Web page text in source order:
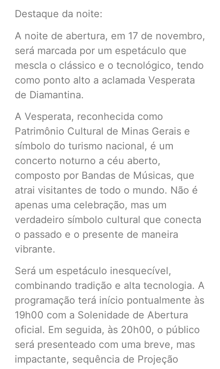
Destaque da noite:
A noite de abertura, em 17 de novembro,
será marcada por um espetáculo que
mescla o clássico e o tecnológico, tendo
como ponto alto a aclamada Vesperata
de Diamantina.
A Vesperata, reconhecida como
Patrimônio Cultural de Minas Gerais e
símbolo do turismo nacional, é um
concerto noturno a céu aberto,
composto por Bandas de Músicas, que
atrai visitantes de todo o mundo. Não é
apenas uma celebração, mas um
verdadeiro símbolo cultural que conecta
o passado e o presente de maneira
vibrante.
Será um espetáculo inesquecível,
combinando tradição e alta tecnologia. A
programação terá início pontualmente às
19h00 com a Solenidade de Abertura
oficial. Em seguida, às 20h00, o público
será presenteado com uma breve, mas
impactante, sequência de Projeção